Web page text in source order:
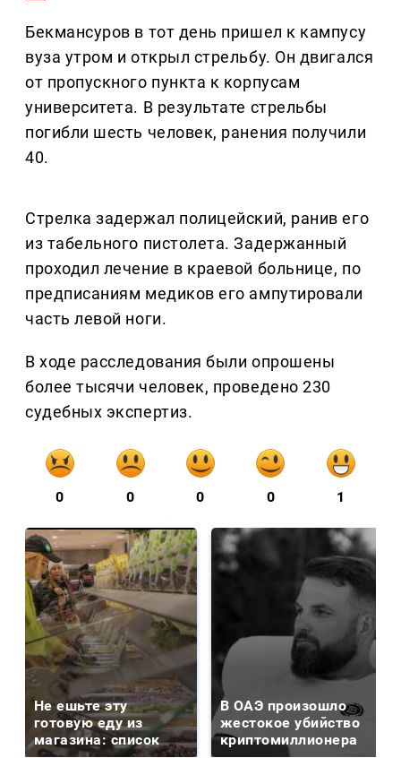
Бекмансуров в тот день пришел к кампусу
вуза утром и открыл стрельбу. Он двигался
от пропускного пункта к корпусам
университета. В результате стрельбы
погибли шесть человек, ранения получили
40.
Стрелка задержал полицейский, ранив его
из табельного пистолета. Задержанный
проходил лечение в краевой больнице, по
предписаниям медиков его ампутировали
часть левой ноги.
В ходе расследования были опрошены
более тысячи человек, проведено 230
судебных экспертиз.
0 0 0 0 1
Не ешьте эту
готовую еду из
магазина: список
В ОАЭ произошло
жестокое убийство
криптомиллионера